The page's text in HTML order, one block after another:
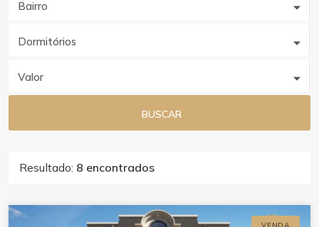
Bairro
Dormitórios
Valor
BUSCAR
Resultado: 8 encontrados